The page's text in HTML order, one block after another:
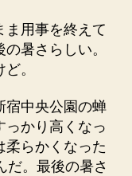
ま用事を終えて
暑さらしい。
。
宿中央公園の蝉
っかり高くなっ
柔らかくなった
だ。最後の暑さ